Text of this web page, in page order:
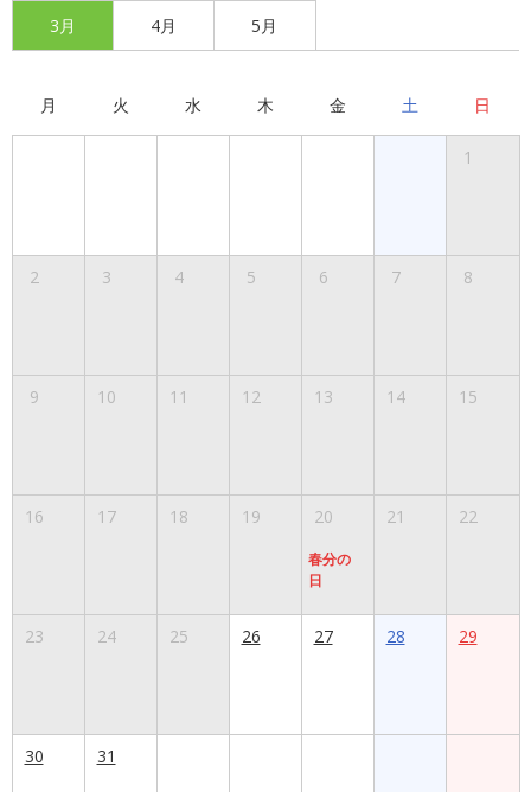
3月 4月 5月
月 火 水 木 金 土 日
1
2 3 4 5 6 7 8
9 10 11 12 13 14 15
16 17 18 19 20
春分の
日
21 22
23 24 25 26 27 28 29
30 31